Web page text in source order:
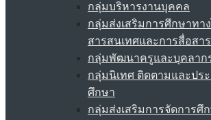
กลุ่มบริหารงานบุคคล
กลุ่มส่งเสริมการศึกษาทา
สารสนเทศและการสื่อสาร
กลุ่มพัฒนาครูและบุคลาก
กลุ่มนิเทศ ติดตามและปร
ศึกษา
กลุ่มส่งเสริมการจัดการศึ